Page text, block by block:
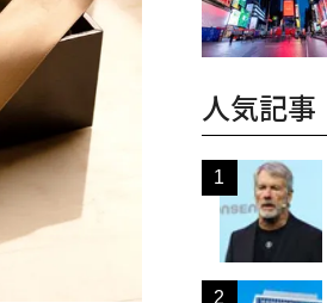
人気記事